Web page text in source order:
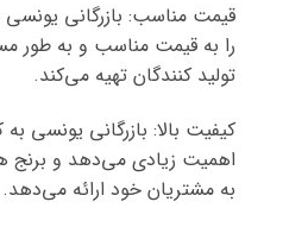
قیمت مناسب: بازرگانی
را به قیمت مناسب و به طور
تولید کنندگان تهیه می‌کند.
کیفیت بالا: بازرگانی یونسی
اهمیت زیادی می‌دهد و برنج
به مشتریان خود ارائه می‌دهد.